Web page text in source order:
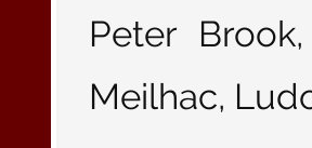
Peter
Meilhac,